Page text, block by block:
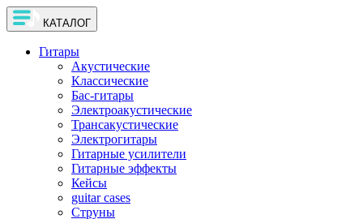
КАТАЛОГ
Гитары
Акустические
Классические
Бас-гитары
Электроакустические
Трансакустические
Электрогитары
Гитарные усилители
Гитарные эффекты
Кейсы
guitar cases
Струны